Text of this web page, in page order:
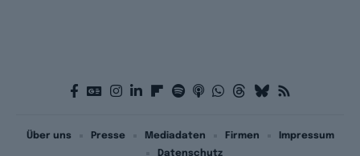
Über uns Presse Mediadaten Firmen
Impressum
Datenschutz